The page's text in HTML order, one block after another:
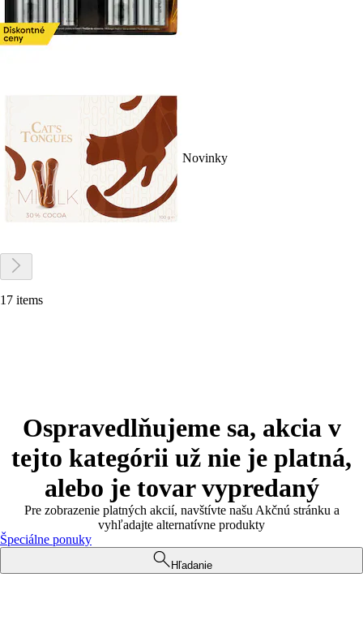
Novinky
17 items
Ospravedlňujeme sa, akcia v
tejto kategórii už nie je platná,
alebo je tovar vypredaný
Pre zobrazenie platných akcií, navštívte našu Akčnú stránku a
vyhľadajte alternatívne produkty
Špeciálne ponuky
Hľadanie